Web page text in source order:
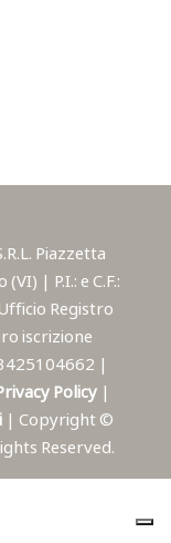
Piazzetta
| P.I.: e C.F.:
Registro
iscrizione
|
Policy |
| Copyright ©
Reserved.